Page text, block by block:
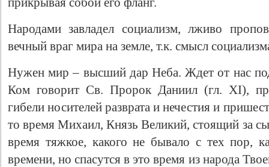
Народами завладел социализм, лживо
вечный враг мира на земле, т.к. смысл
Нужен мир – высший дар Неба. Ждет от нас
Ком говорит Св. Пророк Даниил (гл. XI),
гибели носителей разврата и нечестия и
то время Михаил, Князь Великий, стоящий за
время тяжкое, какого не бывало с тех пор,
времени, но спасутся в это время из народа